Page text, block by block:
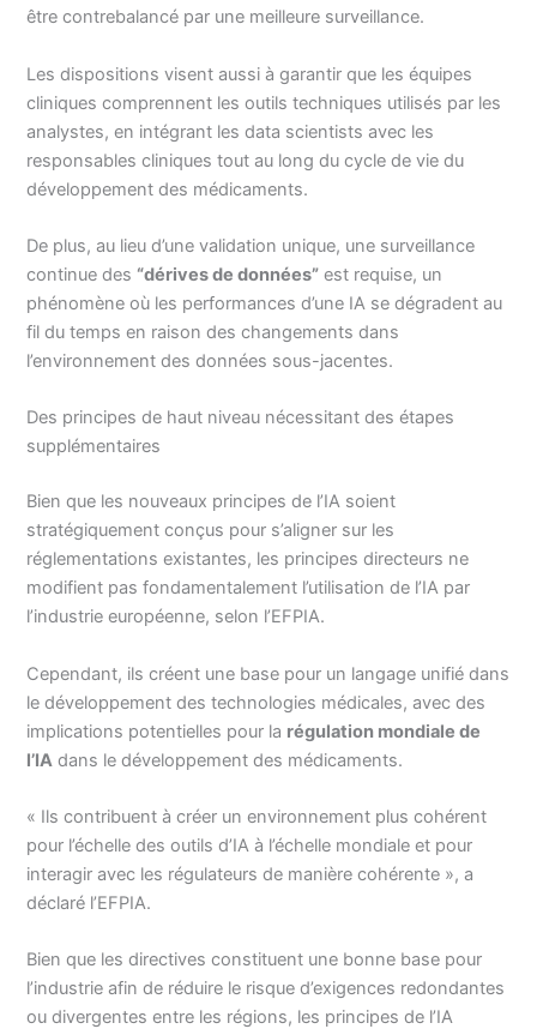
être contrebalancé par une meilleure surveillance.
Les dispositions visent aussi à garantir que les équipes
cliniques comprennent les outils techniques utilisés par les
analystes, en intégrant les data scientists avec les
responsables cliniques tout au long du cycle de vie du
développement des médicaments.
De plus, au lieu d’une validation unique, une surveillance
continue des “dérives de données” est requise, un
phénomène où les performances d’une IA se dégradent au
fil du temps en raison des changements dans
l’environnement des données sous-jacentes.
Des principes de haut niveau nécessitant des étapes
supplémentaires
Bien que les nouveaux principes de l’IA soient
stratégiquement conçus pour s’aligner sur les
réglementations existantes, les principes directeurs ne
modifient pas fondamentalement l’utilisation de l’IA par
l’industrie européenne, selon l’EFPIA.
Cependant, ils créent une base pour un langage unifié dans
le développement des technologies médicales, avec des
implications potentielles pour la régulation mondiale de
l’IA dans le développement des médicaments.
« Ils contribuent à créer un environnement plus cohérent
pour l’échelle des outils d’IA à l’échelle mondiale et pour
interagir avec les régulateurs de manière cohérente », a
déclaré l’EFPIA.
Bien que les directives constituent une bonne base pour
l’industrie afin de réduire le risque d’exigences redondantes
ou divergentes entre les régions, les principes de l’IA